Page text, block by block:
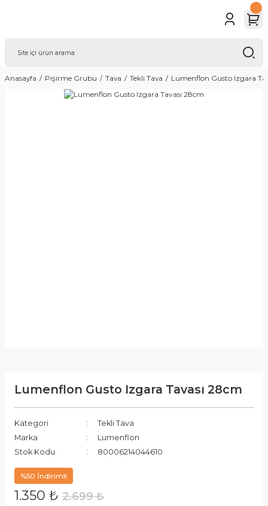
Anasayfa Pişirme Grubu Tava Tekli Tava Lumenflon Gusto Izgara
Lumenflon Gusto Izgara Tavası 28cm
Kategori
Tekli Tava
Marka
Lumenflon
Stok Kodu
80006214044610
%50 İndirimli
1.350 ₺ 2.699 ₺